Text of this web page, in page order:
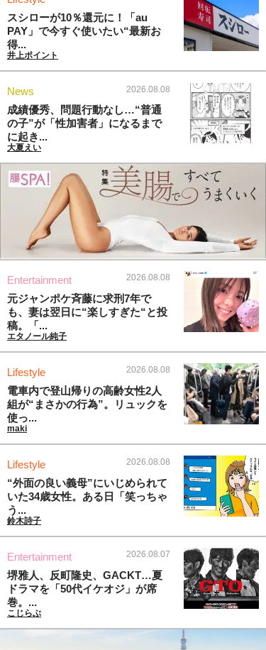
スシローが10％還元に！「au
PAY」で今すぐ使いたい“最新お
得...
井上ポイント
News 2026.08.08
成績優秀、問題行動なし…“普通
の子”が「性加害者」になるまで
に起き...
大夏えい
Entertainment 2026.08.08
元ジャンポケ斉藤に求刑7年で
も、妻は翌日に“楽しすぎた“と投
稿。「...
エタノール純子
Lifestyle 2026.08.08
電車内で登山帰りの高齢女性2人
組が“まさかの行為”。リュックを
使っ...
maki
Lifestyle 2026.08.08
“外面の良い義母”にいじめられて
いた34歳女性。ある日「笑っちゃ
う...
鈴木詩子
Entertainment 2026.08.07
堺雅人、反町隆史、GACKT…夏
ドラマを「50代イケオジ」が席
巻。...
こじらぶ